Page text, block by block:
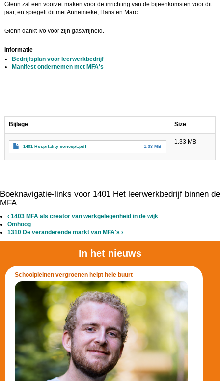
Glenn zal een voorzet maken voor de inrichting van de bijeenkomsten voor dit
jaar, en spiegelt dit met Annemieke, Hans en Marc.
Glenn dankt Ivo voor zijn gastvrijheid.
Informatie
Bedrijfsplan voor leerwerkbedrijf
Manifest ondernemen met MFA's
Bijlage Size
1401 Hospitality-concept.pdf 1.33 MB
1.33 MB
Boeknavigatie-links voor 1401 Het leerwerkbedrijf binnen de
MFA
‹ 1403 MFA als creator van werkgelegenheid in de wijk
Omhoog
1310 De veranderende markt van MFA's ›
In het nieuws
Schoolpleinen vergroenen helpt hele buurt